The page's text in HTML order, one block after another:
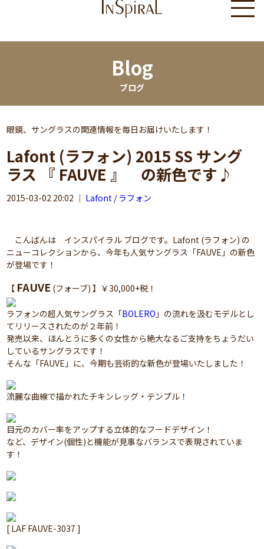
Blog
ブログ
眼鏡、サングラスの関連情報を毎日お届けいたします！
Lafont (ラフォン) 2015 SS サング
ラス 『 FAUVE 』 の新色です♪
2015-03-02 20:02 ｜ Lafont / ラフォン
こんばんは インスパイラル ブログです。Lafont (ラフォン) の
ニューコレクションから、今年も人気サングラス「FAUVE」の新色
が登場です！
【 FAUVE (フォーブ) 】￥30,000+税！
ラフォンの超人気サングラス「BOLERO 」の流れを汲むモデルとし
てリリースされたのが２年前！
発売以来、ほんとうに多くの女性から絶大なるご支持をちょうだい
しているサングラスです！
そんな「FAUVE」に、今期も芸術的な新色が登場いたしました！
流麗な曲線で描かれたチキンレッグ・テンプル！
目元のカバー率をアップする立体的なフードデザイン！
など、デザイン(個性)と機能が見事なバランスで表現されていま
す！
[ LAF FAUVE-3037 ]